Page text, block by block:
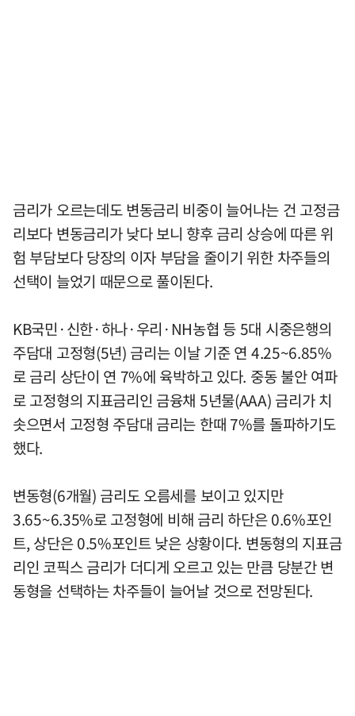
금리가 오르는데도 변동금리 비중이 늘어나는 건 고정금
리보다 변동금리가 낮다 보니 향후 금리 상승에 따른 위
험 부담보다 당장의 이자 부담을 줄이기 위한 차주들의
선택이 늘었기 때문으로 풀이된다.
KB국민·신한·하나·우리·NH농협 등 5대 시중은행의
주담대 고정형(5년) 금리는 이날 기준 연 4.25~6.85%
로 금리 상단이 연 7%에 육박하고 있다. 중동 불안 여파
로 고정형의 지표금리인 금융채 5년물(AAA) 금리가 치
솟으면서 고정형 주담대 금리는 한때 7%를 돌파하기도
했다.
변동형(6개월) 금리도 오름세를 보이고 있지만
3.65~6.35%로 고정형에 비해 금리 하단은 0.6%포인
트, 상단은 0.5%포인트 낮은 상황이다. 변동형의 지표금
리인 코픽스 금리가 더디게 오르고 있는 만큼 당분간 변
동형을 선택하는 차주들이 늘어날 것으로 전망된다.